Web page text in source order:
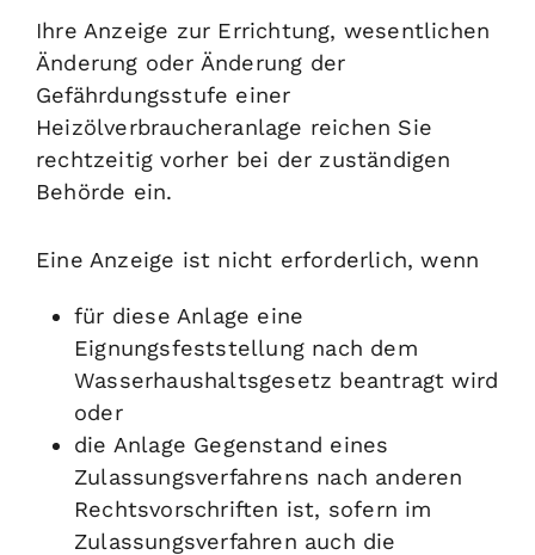
Ihre Anzeige zur Errichtung, wesentlichen
Änderung oder Änderung der
Gefährdungsstufe einer
Heizölverbraucheranlage reichen Sie
rechtzeitig vorher bei der zuständigen
Behörde ein.
Eine Anzeige ist nicht erforderlich, wenn
für diese Anlage eine
Eignungsfeststellung nach dem
Wasserhaushaltsgesetz beantragt wird
oder
die Anlage Gegenstand eines
Zulassungsverfahrens nach anderen
Rechtsvorschriften ist, sofern im
Zulassungsverfahren auch die